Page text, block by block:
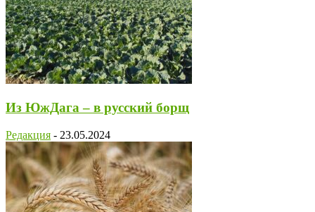
Из ЮжДага – ​в русский борщ
Редакция - 23.05.2024